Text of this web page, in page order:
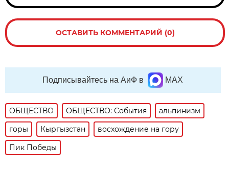
ОСТАВИТЬ КОММЕНТАРИЙ (0)
Подписывайтесь на АиФ в MAX
ОБЩЕСТВО ОБЩЕСТВО: События
альпинизм
горы
Кыргызстан
восхождение на гору
Пик Победы